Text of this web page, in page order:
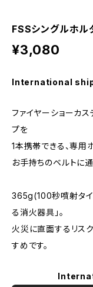
FSSシングルホ
¥3,080
International
ファイヤーショーカ
プを
1本携帯できる、専用
お手持ちのベルトに
365g(100秒噴射タイ
る消火器具」。
火災に直面するリス
すめです。